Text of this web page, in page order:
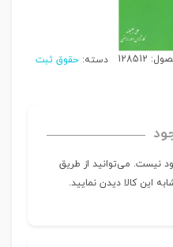
128512 دسته: حقوق ثبت
نیست. می‌توانید از طریق
این کالا دیدن نمایید.